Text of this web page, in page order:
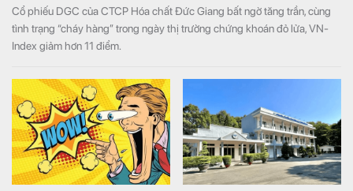
Cổ phiếu DGC của CTCP Hóa chất Đức Giang bất ngờ tăng trần, cùng
tình trạng “cháy hàng” trong ngày thị trường chứng khoán đỏ lửa, VN-
Index giảm hơn 11 điểm.